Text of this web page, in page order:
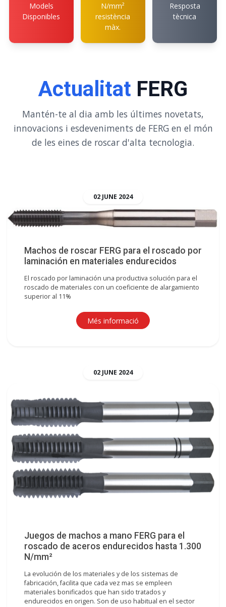
Models
Disponibles
N/mm²
resistència
màx.
Resposta
tècnica
Actualitat FERG
Mantén-te al dia amb les últimes novetats,
innovacions i esdeveniments de FERG en el món
de les eines de roscar d'alta tecnologia.
02 JUNE 2024
Machos de roscar FERG para el roscado por
laminación en materiales endurecidos
El roscado por laminación una productiva solución para el
roscado de materiales con un coeficiente de alargamiento
superior al 11%
Més informació
02 JUNE 2024
Juegos de machos a mano FERG para el
roscado de aceros endurecidos hasta 1.300
N/mm²
La evolución de los materiales y de los sistemas de
fabricación, facilita que cada vez mas se empleen
materiales bonificados que han sido tratados y
endurecidos en origen. Son de uso habitual en el sector